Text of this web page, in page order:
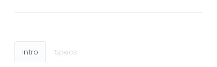
Intro Specs